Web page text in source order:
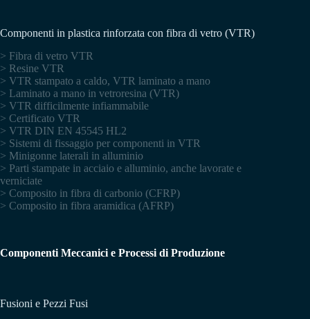
Componenti in plastica rinforzata con fibra di vetro (VTR)
> Fibra di vetro VTR
> Resine VTR
> VTR stampato a caldo, VTR laminato a mano
> Laminato a mano in vetroresina (VTR)
> VTR difficilmente infiammabile
> Certificato VTR
> VTR DIN EN 45545 HL2
> Sistemi di fissaggio per componenti in VTR
> Minigonne laterali in alluminio
> Parti stampate in acciaio e alluminio, anche lavorate e
verniciate
> Composito in fibra di carbonio (CFRP)
> Composito in fibra aramidica (AFRP)
Componenti Meccanici e Processi di Produzione
Fusioni e Pezzi Fusi